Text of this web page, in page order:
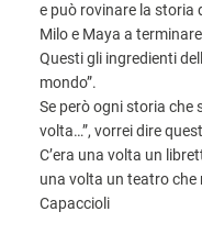
e può rovinare la storia
Milo e Maya a
Questi gli ingredienti
mondo”.
Se però ogni storia che
volta…”, vorrei dire
C’era una volta un
una volta un teatro che
Capaccioli